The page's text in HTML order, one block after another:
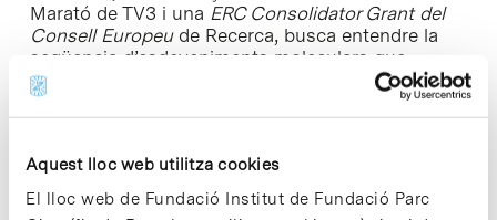
Aquest lloc web utilitza cookies
El lloc web de Fundació Institut de Fundació Parc
Marató de TV3 i una ERC Consolidator Grant del
Consell Europeude Recerca, busca entendre la
seqüencia d’esdeveniments moleculars que
provoquen la formació d’agregats de Receptor
d’Andrògens i determinar les regions de la
seqüencia de la proteïna que en són responsables
l’agregació. El treball de Salvatella indica
que conèixer a fons les diferents seqüències de
les proteïnes i com s’influencien entre elles pot